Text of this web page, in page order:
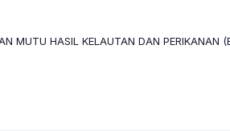
MUTU HASIL KELAUTAN DAN PERIKANAN